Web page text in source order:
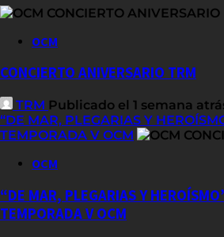
OCM
CONCIERTO ANIVERSARIO TRM
TRM Publicado el 1 semana
“DE MAR, PLEGARIAS Y
TEMPORADA V OCM
OCM
“DE MAR, PLEGARIAS Y
TEMPORADA V OCM